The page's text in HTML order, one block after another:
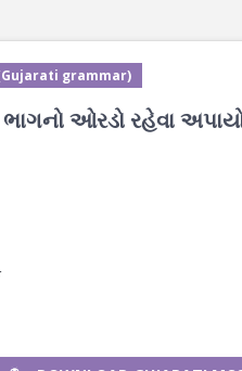
(Gujarati grammar)
ઓરડો રહેવા